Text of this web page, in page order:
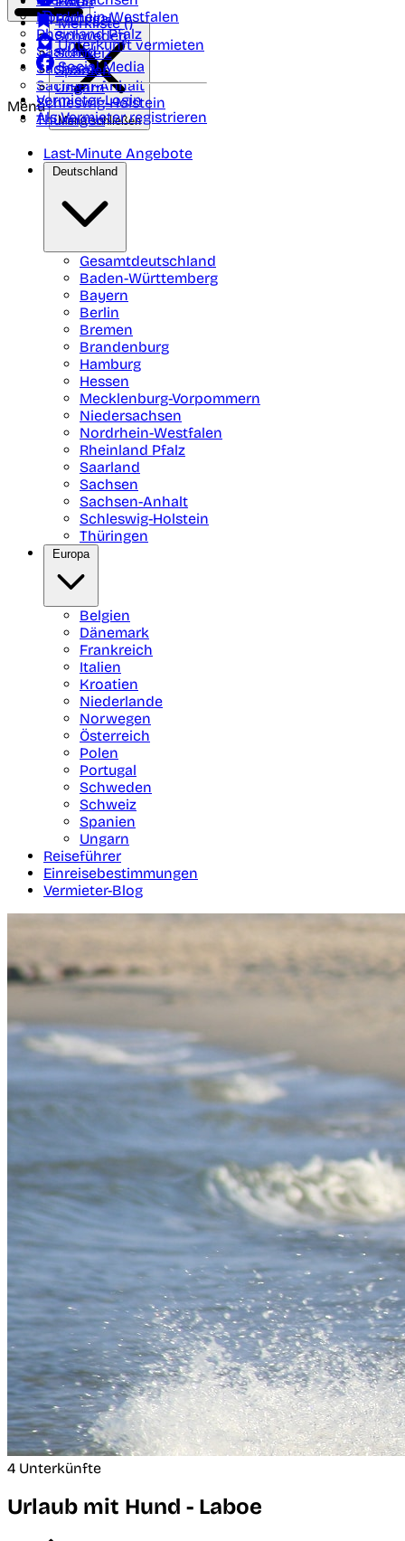
Nordrhein-Westfalen
Rheinland Pfalz
Saarland
Sachsen
Sachsen-Anhalt
Schleswig-Holstein
Thüringen
Portugal
Schweden
Schweiz
Spanien
Ungarn
Merkliste ()
Unterkunft vermieten
Social Media
Vermieter-Login
Als Vermieter registrieren
Menü
Menü schließen
Last-Minute Angebote
Deutschland
Gesamtdeutschland
Baden-Württemberg
Bayern
Berlin
Bremen
Brandenburg
Hamburg
Hessen
Mecklenburg-Vorpommern
Niedersachsen
Nordrhein-Westfalen
Rheinland Pfalz
Saarland
Sachsen
Sachsen-Anhalt
Schleswig-Holstein
Thüringen
Europa
Belgien
Dänemark
Frankreich
Italien
Kroatien
Niederlande
Norwegen
Österreich
Polen
Portugal
Schweden
Schweiz
Spanien
Ungarn
Reiseführer
Einreisebestimmungen
Vermieter-Blog
4 Unterkünfte
Urlaub mit Hund - Laboe